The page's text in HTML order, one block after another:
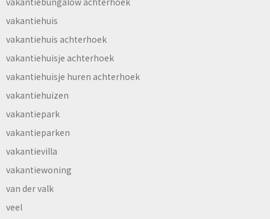
vakantiehuis
vakantiehuis achterhoek
vakantiehuisje achterhoek
vakantiehuisje huren achterhoek
vakantiehuizen
vakantiepark
vakantieparken
vakantievilla
vakantiewoning
van der valk
veel